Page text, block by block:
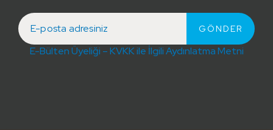
E-Bülten Üyeliği – KVKK ile İlgili Aydınlatma Metni